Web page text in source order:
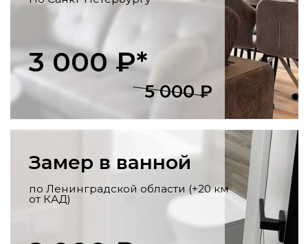
Утепление балконов
освещения